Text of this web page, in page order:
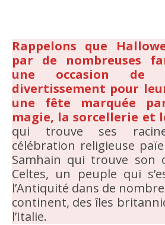
Rappelons que
par de nombreuses
une occasion
divertissement pour
une fête marquée
magie, la sorcellerie et
qui trouve ses
célébration religieuse
Samhain qui trouve son
Celtes, un peuple qui
l’Antiquité dans de
continent, des îles
l’Italie.